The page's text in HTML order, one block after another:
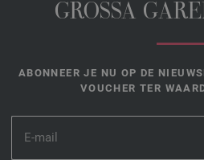
GROSSA
ABONNEER JE NU OP DE
VOUCHER TER